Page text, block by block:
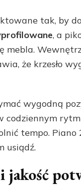
tak, by
, a
że krzesło
wygodną
codziennym
tempo. Piano
usiądź.
jakość